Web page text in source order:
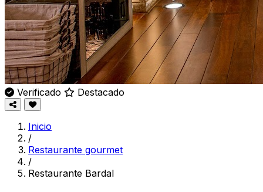
Verificado Destacado
Inicio
/
Restaurante gourmet
/
Restaurante Bardal